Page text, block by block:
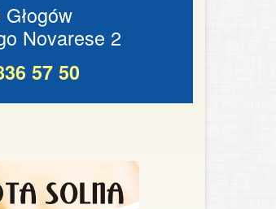
Novarese 2
57 50